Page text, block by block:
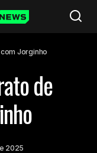
Jorginho
de
2025